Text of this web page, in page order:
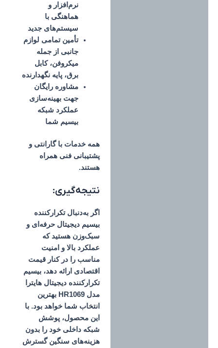
نرم‌افزار و
هماهنگی با
سیستم‌های جدید
تأمین تمامی لوازم
جانبی از جمله
میکروفن، کابل
برق، پایه نگهدارنده
مشاوره رایگان
جهت بهینه‌سازی
عملکرد شبکه
بیسیم شما
همه خدمات با گارانتی و
پشتیبانی فنی همراه
هستند.
نتیجه‌گیری:
اگر به‌دنبالتکرارکننده
بیسیم دیجیتال حرفه‌ای و
سبک‌وزن هستید که
عملکرد بالا و امنیت
مناسب را در کنار قیمت
اقتصادی ارائه دهد، بیسیم
تکرارکننده دیجیتال هایترا
مدل HR1069
بهترین
انتخاب شما خواهد بود. با
این محصول، پوشش
شبکه داخلی خود را بدون
هزینه‌های سنگین گسترش